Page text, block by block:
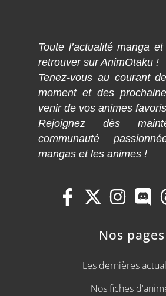
Toute l’actualité manga
retrouver sur AnimOtaku !
Tenez-vous au courant
moment et des
venir de vos animes
Rejoignez dès
communauté
mangas et les animes !
Nos pages
Les dernières
Nos fiches